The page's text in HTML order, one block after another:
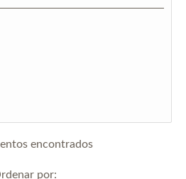
encontrados
por: